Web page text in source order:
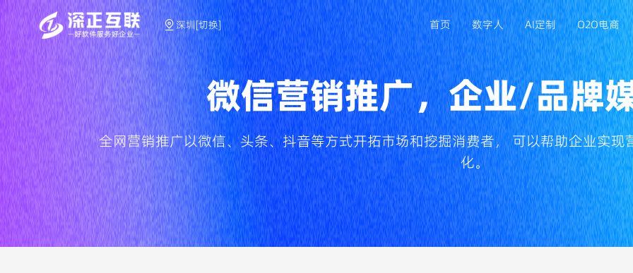
深圳[切换] 首页 数字人 AI定制 O2O电商
APP定制开发
满足移动端业务拓展，打造专属品牌应用
小程序开发
依托微信生态获客，降低用户使用门槛
ERP/CRM系统开发
微信营销推广，企业/品牌
全网营销推广以微信、头条、抖音等方式开拓市场和挖掘消费者， 可以帮助企业实
化。